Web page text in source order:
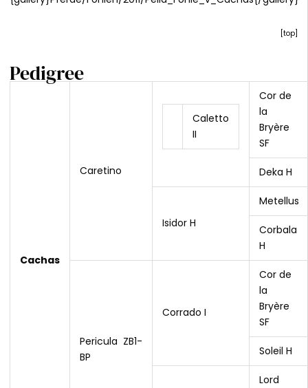
[top]
Pedigree
Cachas
Caretino
Caletto
II
Cor de
la
Bryère
SF
Deka H
Isidor H
Metellus
Corbala
H
Pericula ZB1-
BP
Corrado I
Cor de
la
Bryère
SF
Soleil H
Lord